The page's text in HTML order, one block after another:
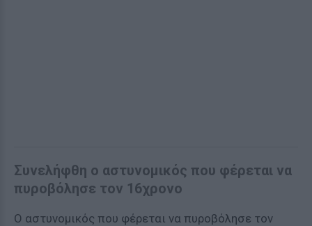
Συνελήφθη ο αστυνομικός που φέρεται να
πυροβόλησε τον 16χρονο
Ο αστυνομικός που φέρεται να πυροβόλησε τον